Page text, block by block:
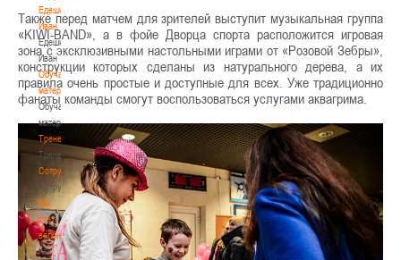
Едешко
Иван
Едешко
Иван
Обучающие
материалы
Обучающие
материалы
Тренерам
Тренерам
Сотрудничество
Сотрудничество
Как
стать
волонтером
Как
Также перед матчем для зрителей выступит музыкальная группа
«KIWI-BAND», а в фойе Дворца спорта расположится игровая
зона с эксклюзивными настольными играми от «Розовой Зебры»,
конструкции которых сделаны из натурального дерева, а их
правила очень простые и доступные для всех. Уже традиционно
фанаты команды смогут воспользоваться услугами аквагрима.